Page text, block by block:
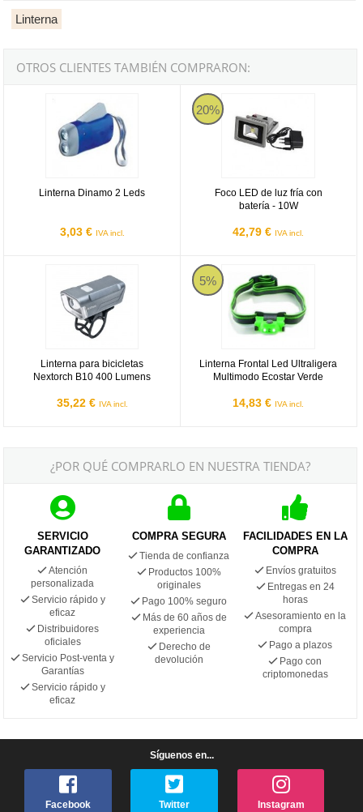
Linterna
OTROS CLIENTES TAMBIÉN COMPRARON:
Linterna Dinamo 2 Leds
3,03 € IVA incl.
20%
Foco LED de luz fría con
batería - 10W
42,79 € IVA incl.
Foco LED de luz fría con batería -
Linterna para bicicletas
Nextorch B10 400 Lumens
35,22 € IVA incl.
Linterna para bicicletas Nextorch B10 400 Lumens
5%
Linterna Frontal Led Ultraligera
Multimodo Ecostar Verde
14,83 € IVA incl.
Linterna Frontal Led Ultraligera
¿POR QUÉ COMPRARLO EN NUESTRA TIENDA?
SERVICIO
GARANTIZADO
Atención
personalizada
Servicio rápido y
eficaz
Distribuidores
oficiales
Servicio Post-venta y
Garantías
Servicio rápido y
eficaz
COMPRA SEGURA
Tienda de confianza
Productos 100%
originales
Pago 100% seguro
Más de 60 años de
experiencia
Derecho de
devolución
FACILIDADES EN LA
COMPRA
Envíos gratuitos
Entregas en 24
horas
Asesoramiento en la
compra
Pago a plazos
Pago con
criptomonedas
Síguenos en...
Facebook Twitter Instagram